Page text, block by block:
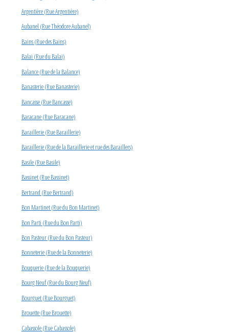
Argentière (Rue Argentière)
Aubanel (Rue Théodore Aubanel)
Bains (Rue des Bains)
Balai (Rue du Balai)
Balance (Rue de la Balance)
Banasterie (Rue Banasterie)
Bancasse (Rue Bancasse)
Baracane (Rue Baracane)
Baraillerie (Rue Baraillerie)
Baraillerie (Rue de la Baraillerie et rue des Baraillers)
Basile (Rue Basile)
Bassinet (Rue Bassinet)
Bertrand (Rue Bertrand)
Bon Martinet (Rue du Bon Martinet)
Bon Parti (Rue du Bon Parti)
Bon Pasteur (Rue du Bon Pasteur)
Bonneterie (Rue de la Bonneterie)
Bouquerie (Rue de la Bouquerie)
Bourg Neuf (Rue du Bourg Neuf)
Bourguet (Rue Bourguet)
Brouette (Rue Brouette)
Cabassole (Rue Cabassole)